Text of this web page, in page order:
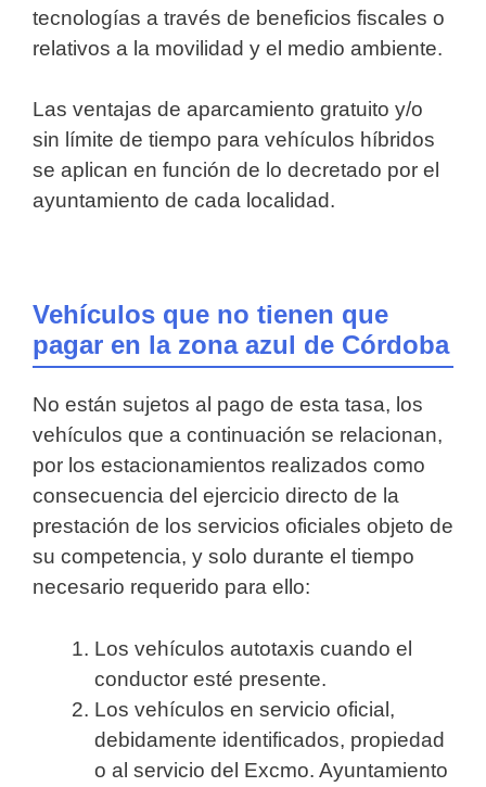
tecnologías a través de beneficios fiscales o
relativos a la movilidad y el medio ambiente.
Las ventajas de aparcamiento gratuito y/o
sin límite de tiempo para vehículos híbridos
se aplican en función de lo decretado por el
ayuntamiento de cada localidad.
Vehículos que no tienen que
pagar en la zona azul de Córdoba
No están sujetos al pago de esta tasa, los
vehículos que a continuación se relacionan,
por los estacionamientos realizados como
consecuencia del ejercicio directo de la
prestación de los servicios oficiales objeto de
su competencia, y solo durante el tiempo
necesario requerido para ello:
Los vehículos autotaxis cuando el
conductor esté presente.
Los vehículos en servicio oficial,
debidamente identificados, propiedad
o al servicio del Excmo. Ayuntamiento